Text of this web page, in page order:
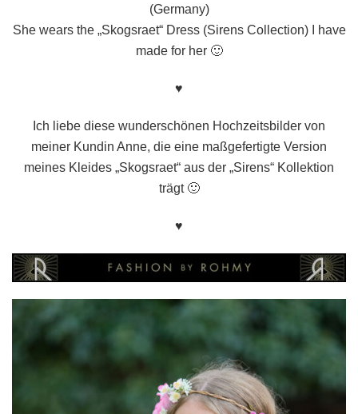
(Germany)
She wears the „Skogsraet“ Dress (Sirens Collection) I have
made for her 🙂
♥
Ich liebe diese wunderschönen Hochzeitsbilder von
meiner Kundin Anne, die eine maßgefertigte Version
meines Kleides „Skogsraet“ aus der „Sirens“ Kollektion
trägt 🙂
♥